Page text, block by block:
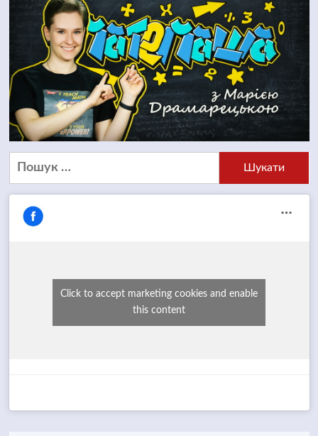
Пошук:
Click to accept marketing cookies and enable
this content